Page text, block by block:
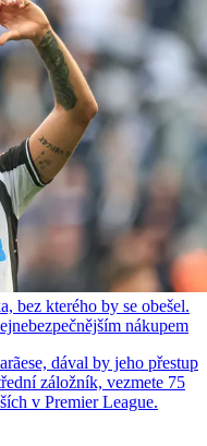
bez kterého by se obešel.
nákupem
dával by jeho přestup
záložník, vezmete 75
v Premier League.